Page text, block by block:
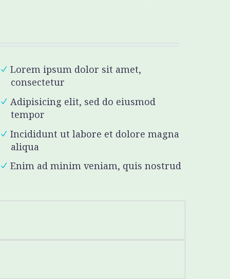
Lorem ipsum dolor sit amet,
consectetur
Adipisicing elit, sed do eiusmod
tempor
Incididunt ut labore et dolore magna
aliqua
Enim ad minim veniam, quis nostrud